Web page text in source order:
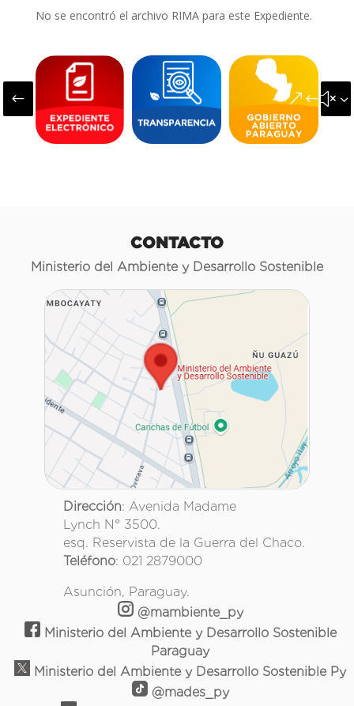
No se encontró el archivo RIMA para este Expediente.
#
CONTACTO
Ministerio del Ambiente y Desarrollo Sostenible
Dirección: Avenida Madame
Lynch N° 3500.
esq. Reservista de la Guerra del Chaco.
Teléfono: 021 2879000
Asunción, Paraguay.
@mambiente_py
Ministerio del Ambiente y Desarrollo Sostenible
Paraguay
Ministerio del Ambiente y Desarrollo Sostenible Py
@mades_py